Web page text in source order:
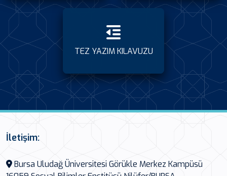
TEZ YAZIM KILAVUZU
İletişim:
Bursa Uludağ Üniversitesi Görükle Merkez Kampüsü